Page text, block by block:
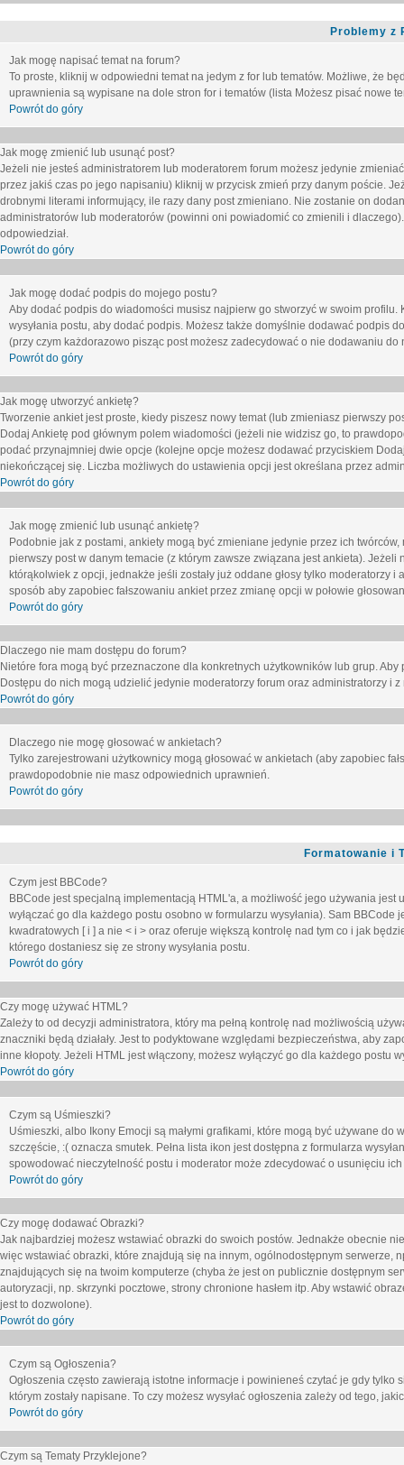
Problemy z
Jak mogę napisać temat na forum?
To proste, kliknij w odpowiedni temat na jedym z for lub tematów. Możliwe, że
uprawnienia są wypisane na dole stron for i tematów (lista Możesz pisać nowe
Powrót do góry
Jak mogę zmienić lub usunąć post?
Jeżeli nie jesteś administratorem lub moderatorem forum możesz jedynie
przez jakiś czas po jego napisaniu) kliknij w przycisk zmień przy danym poście.
drobnymi literami informujący, ile razy dany post zmieniano. Nie zostanie on
administratorów lub moderatorów (powinni oni powiadomić co zmienili i
odpowiedział.
Powrót do góry
Jak mogę dodać podpis do mojego postu?
Aby dodać podpis do wiadomości musisz najpierw go stworzyć w swoim
wysyłania postu, aby dodać podpis. Możesz także domyślnie dodawać podpis
(przy czym każdorazowo pisząc post możesz zadecydować o nie dodawaniu
Powrót do góry
Jak mogę utworzyć ankietę?
Tworzenie ankiet jest proste, kiedy piszesz nowy temat (lub zmieniasz pierwszy
Dodaj Ankietę pod głównym polem wiadomości (jeżeli nie widzisz go, to
podać przynajmniej dwie opcje (kolejne opcje możesz dodawać przyciskiem
niekończącej się. Liczba możliwych do ustawienia opcji jest określana przez
Powrót do góry
Jak mogę zmienić lub usunąć ankietę?
Podobnie jak z postami, ankiety mogą być zmieniane jedynie przez ich
pierwszy post w danym temacie (z którym zawsze związana jest ankieta).
którąkolwiek z opcji, jednakże jeśli zostały już oddane głosy tylko
sposób aby zapobiec fałszowaniu ankiet przez zmianę opcji w połowie
Powrót do góry
Dlaczego nie mam dostępu do forum?
Nietóre fora mogą być przeznaczone dla konkretnych użytkowników lub grup.
Dostępu do nich mogą udzielić jedynie moderatorzy forum oraz administratorzy i
Powrót do góry
Dlaczego nie mogę głosować w ankietach?
Tylko zarejestrowani użytkownicy mogą głosować w ankietach (aby zapobiec
prawdopodobnie nie masz odpowiednich uprawnień.
Powrót do góry
Formatowanie i
Czym jest BBCode?
BBCode jest specjalną implementacją HTML'a, a możliwość jego używania
wyłączać go dla każdego postu osobno w formularzu wysyłania). Sam
kwadratowych [ i ] a nie < i > oraz oferuje większą kontrolę nad tym co i jak
którego dostaniesz się ze strony wysyłania postu.
Powrót do góry
Czy mogę używać HTML?
Zależy to od decyzji administratora, który ma pełną kontrolę nad możliwością
znaczniki będą działały. Jest to podyktowane względami bezpieczeństwa, aby
inne kłopoty. Jeżeli HTML jest włączony, możesz wyłączyć go dla każdego
Powrót do góry
Czym są Uśmieszki?
Uśmieszki, albo Ikony Emocji są małymi grafikami, które mogą być używane
szczęście, :( oznacza smutek. Pełna lista ikon jest dostępna z formularza
spowodować nieczytelność postu i moderator może zdecydować o usunięciu ich
Powrót do góry
Czy mogę dodawać Obrazki?
Jak najbardziej możesz wstawiać obrazki do swoich postów. Jednakże obecnie
więc wstawiać obrazki, które znajdują się na innym, ogólnodostępnym serwerze,
znajdujących się na twoim komputerze (chyba że jest on publicznie dostępnym
autoryzacji, np. skrzynki pocztowe, strony chronione hasłem itp. Aby wstawić
jest to dozwolone).
Powrót do góry
Czym są Ogłoszenia?
Ogłoszenia często zawierają istotne informacje i powinieneś czytać je gdy
którym zostały napisane. To czy możesz wysyłać ogłoszenia zależy od tego,
Powrót do góry
Czym są Tematy Przyklejone?